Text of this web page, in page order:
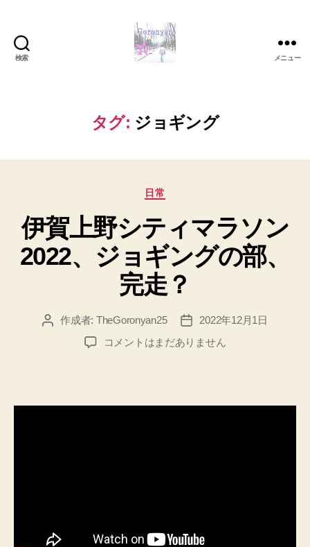
検索
マ
イ
ド
音
と
日
常
の
こ
と
メニュー
タグ: ジョギング
カ
ゴ
リ
ー
日常
伊賀上野シティマラソン
2022、ジョギングの部、
完走？
投 作成者: TheGoronyan25
投
稿
日
2022年12月1日
伊
シ
ョ
コメントはまだありません